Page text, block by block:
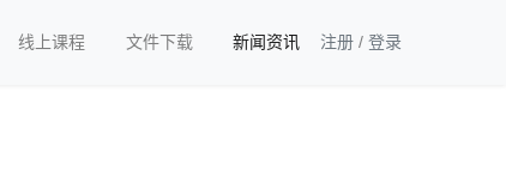
线上课程 文件下载 新闻资讯 注册 / 登录